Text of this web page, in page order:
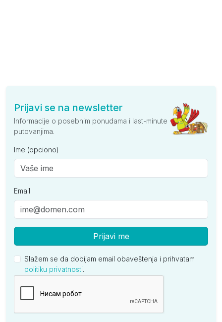
Prijavi se na newsletter
Informacije o posebnim ponudama i last-minute
putovanjima.
Ime (opciono)
Email
Prijavi me
Slažem se da dobijam email obaveštenja i prihvatam
politiku privatnosti.